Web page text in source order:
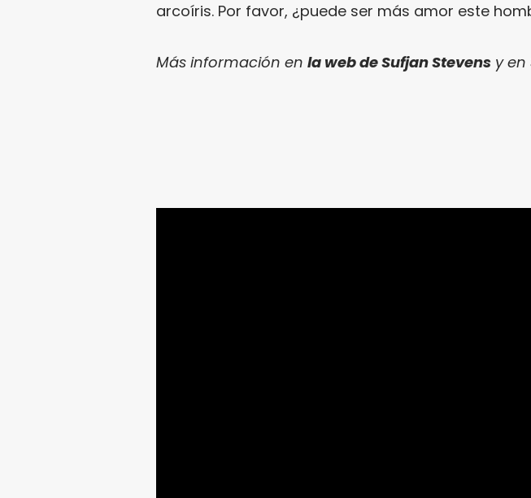
arcoíris. Por favor, ¿puede ser más amor este
Más información en la web de Sufjan Stevens y en